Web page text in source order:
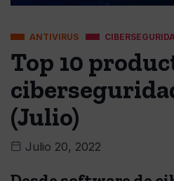
ANTIVIRUS
Top 10
(Julio)
Julio 20, 2022